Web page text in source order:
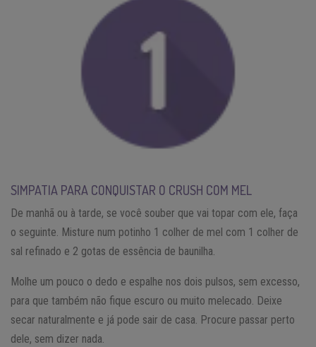
SIMPATIA PARA CONQUISTAR O CRUSH COM MEL
De manhã ou à tarde, se você souber que vai topar com ele, faça
o seguinte. Misture num potinho 1 colher de mel com 1 colher de
sal refinado e 2 gotas de essência de baunilha.
Molhe um pouco o dedo e espalhe nos dois pulsos, sem excesso,
para que também não fique escuro ou muito melecado. Deixe
secar naturalmente e já pode sair de casa. Procure passar perto
dele, sem dizer nada.